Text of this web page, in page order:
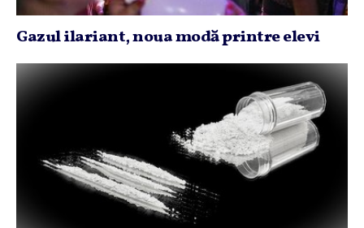
Gazul ilariant, noua modă printre elevi